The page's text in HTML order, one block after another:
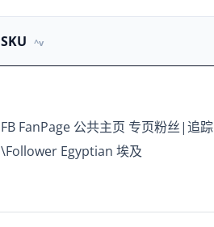
SKU
FB FanPage 公共主页 专页粉丝|追踪
\Follower Egyptian 埃及